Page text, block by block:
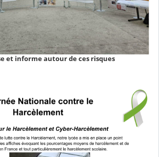
et informe autour de ces risques